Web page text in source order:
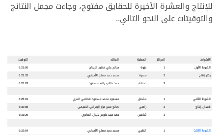
للإنتاج والعشرة الأخيرة للحقايق مفتوح، وجاءت مجمل النتائج
والتوقيتات على النحو التالي..
الأشواط المراكز المطية المالك
التوقيت
الشوط الأول
1 عزوة سالم علي فهيد الزبدان
6:21:50
بكار إنتاج
2 مسرة محمد حمد مصلح الأحبابي
6:22:32
3
حصانة حمد طالب راشد مسعود 6:26:28
الشوط الثاني 1 مشغل مسعود محمد مسعود قطامي المري
6:28:01
قعدان إنتاج
2 راهي صالح عمير عرار الرمزاني النعيمي
6:30:85
3
شاهين حمد عبيد حلوس ذيبان العامري 6:31:29
الشوط الثالث 1 الظبي محمد حمد مصلح الأحبابي
6:22:54